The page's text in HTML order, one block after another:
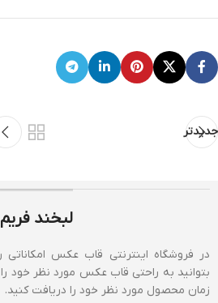
جدیدتر
بتوانید به راحتی قاب عکس مورد نظر خود
راه های